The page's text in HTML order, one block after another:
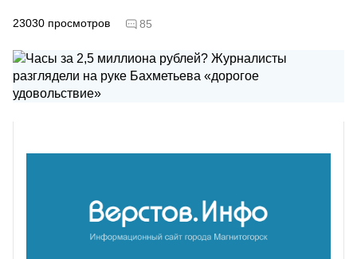
23030 просмотров 85